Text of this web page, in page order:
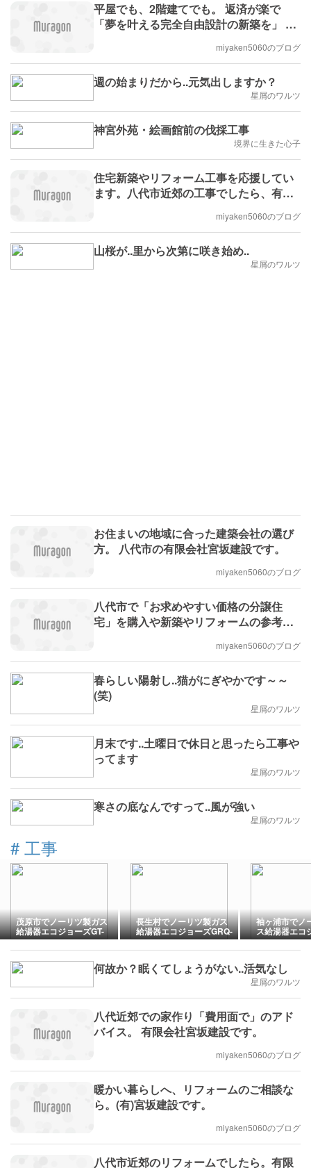
平屋でも、2階建てでも。 返済が楽で
「夢を叶える完全自由設計の新築を」 八
miyaken5060のブログ
週の始まりだから..元気出しますか？
星屑のワルツ
神宮外苑・絵画館前の伐採工事
境界に生きた心子
住宅新築やリフォーム工事を応援してい
ます。八代市近郊の工事でしたら、有限
miyaken5060のブログ
山桜が..里から次第に咲き始め..
星屑のワルツ
お住まいの地域に合った建築会社の選び
方。 八代市の有限会社宮坂建設です。
miyaken5060のブログ
八代市で「お求めやすい価格の分譲住
宅」を購入や新築やリフォームの参考に
miyaken5060のブログ
春らしい陽射し..猫がにぎやかです～～
(笑)
星屑のワルツ
月末です..土曜日で休日と思ったら工事や
ってます
星屑のワルツ
寒さの底なんですって..風が強い
星屑のワルツ
# 工事
茂原市でノーリツ製ガス
給湯器エコジョーズGT-
C2472SAW-1へ取替
長生村でノーリツ製ガス
給湯器エコジョーズGRQ-
C1672SA-1へ取替
袖ヶ浦市でノ
ス給湯器エコ
C2072SAW-1
何故か？眠くてしょうがない..活気なし
星屑のワルツ
八代近郊での家作り「費用面で」のアド
バイス。 有限会社宮坂建設です。
miyaken5060のブログ
暖かい暮らしへ、リフォームのご相談な
ら。(有)宮坂建設です。
miyaken5060のブログ
八代市近郊のリフォームでしたら。有限